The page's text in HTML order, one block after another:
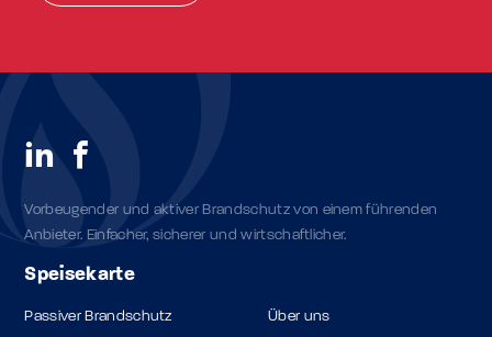
Vorbeugender und aktiver Brandschutz von einem führenden
Anbieter. Einfacher, sicherer und wirtschaftlicher.
Speisekarte
Passiver Brandschutz Über uns